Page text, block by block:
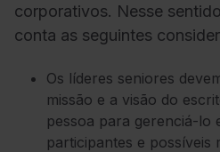
corporativos. Nesse
conta as seguintes
Os líderes seniores
missão e a visão do
pessoa para gerenciá-lo
participantes e possíveis